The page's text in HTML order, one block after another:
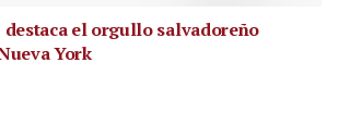
el orgullo salvadoreño
York